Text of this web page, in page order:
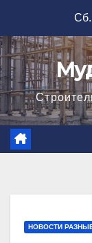
содержимому
Сб.
НОВОСТИ